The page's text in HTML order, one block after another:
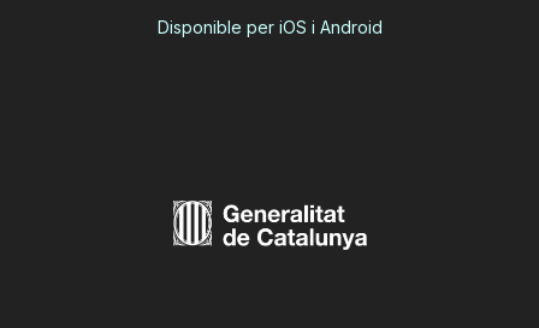
Disponible per iOS i Android